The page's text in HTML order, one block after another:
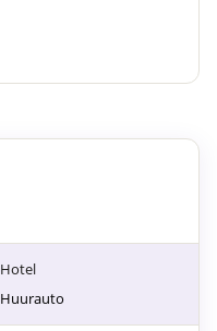
Hotel
Huurauto